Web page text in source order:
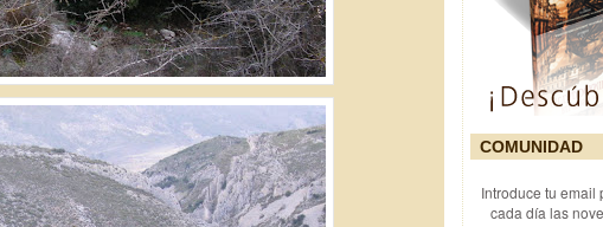
COMUNIDAD
Introduce tu email
cada día las